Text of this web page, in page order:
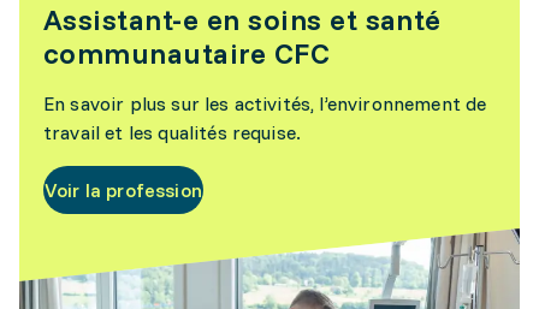
Assistant-e en soins et santé
communautaire CFC
En savoir plus sur les activités, l’environnement de
travail et les qualités requise.
Voir la profession